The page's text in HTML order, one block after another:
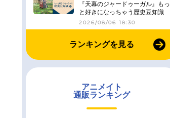
『天幕のジャードゥーガル』もっ
と好きになっちゃう歴史豆知識
2026/08/06 18:30
ランキングを見る
アニメイト
通販ランキング